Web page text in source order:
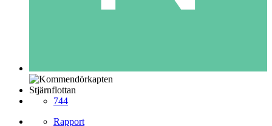
Stjärnflottan
744
Rapport